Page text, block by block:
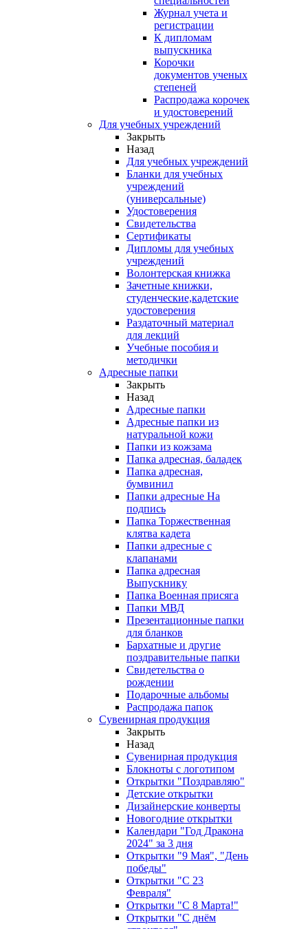
Журнал учета и
регистрации
К дипломам
выпускника
Корочки
документов ученых
степеней
Распродажа корочек
и удостоверений
Для учебных учреждений
Закрыть
Назад
Для учебных учреждений
Бланки для учебных
учреждений
(универсальные)
Удостоверения
Свидетельства
Сертификаты
Дипломы для учебных
учреждений
Волонтерская книжка
Зачетные книжки,
студенческие,кадетские
удостоверения
Раздаточный материал
для лекций
Учебные пособия и
методички
Адресные папки
Закрыть
Назад
Адресные папки
Адресные папки из
натуральной кожи
Папки из кожзама
Папка адресная, баладек
Папка адресная,
бумвинил
Папки адресные На
подпись
Папка Торжественная
клятва кадета
Папки адресные с
клапанами
Папка адресная
Выпускнику
Папка Военная присяга
Папки МВД
Презентационные папки
для бланков
Бархатные и другие
поздравительные папки
Свидетельства о
рождении
Подарочные альбомы
Распродажа папок
Сувенирная продукция
Закрыть
Назад
Сувенирная продукция
Блокноты с логотипом
Открытки "Поздравляю"
Детские открытки
Дизайнерские конверты
Новогодние открытки
Календари "Год Дракона
2024" за 3 дня
Открытки "9 Мая", "День
победы"
Открытки "С 23
Февраля"
Открытки "С 8 Марта!"
Открытки "С днём